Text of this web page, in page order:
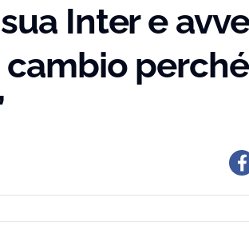
Inter e
cambio